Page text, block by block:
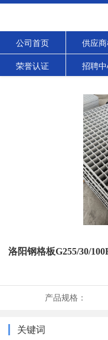
公司首页 供应
荣誉认证 招聘
洛阳钢格板G255/30/
产品规格：
关键词